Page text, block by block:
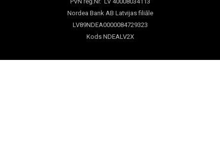
Nordea Bank AB Latvijas filiāle
LV89NDEA0000084729323
Kods NDEALV2X